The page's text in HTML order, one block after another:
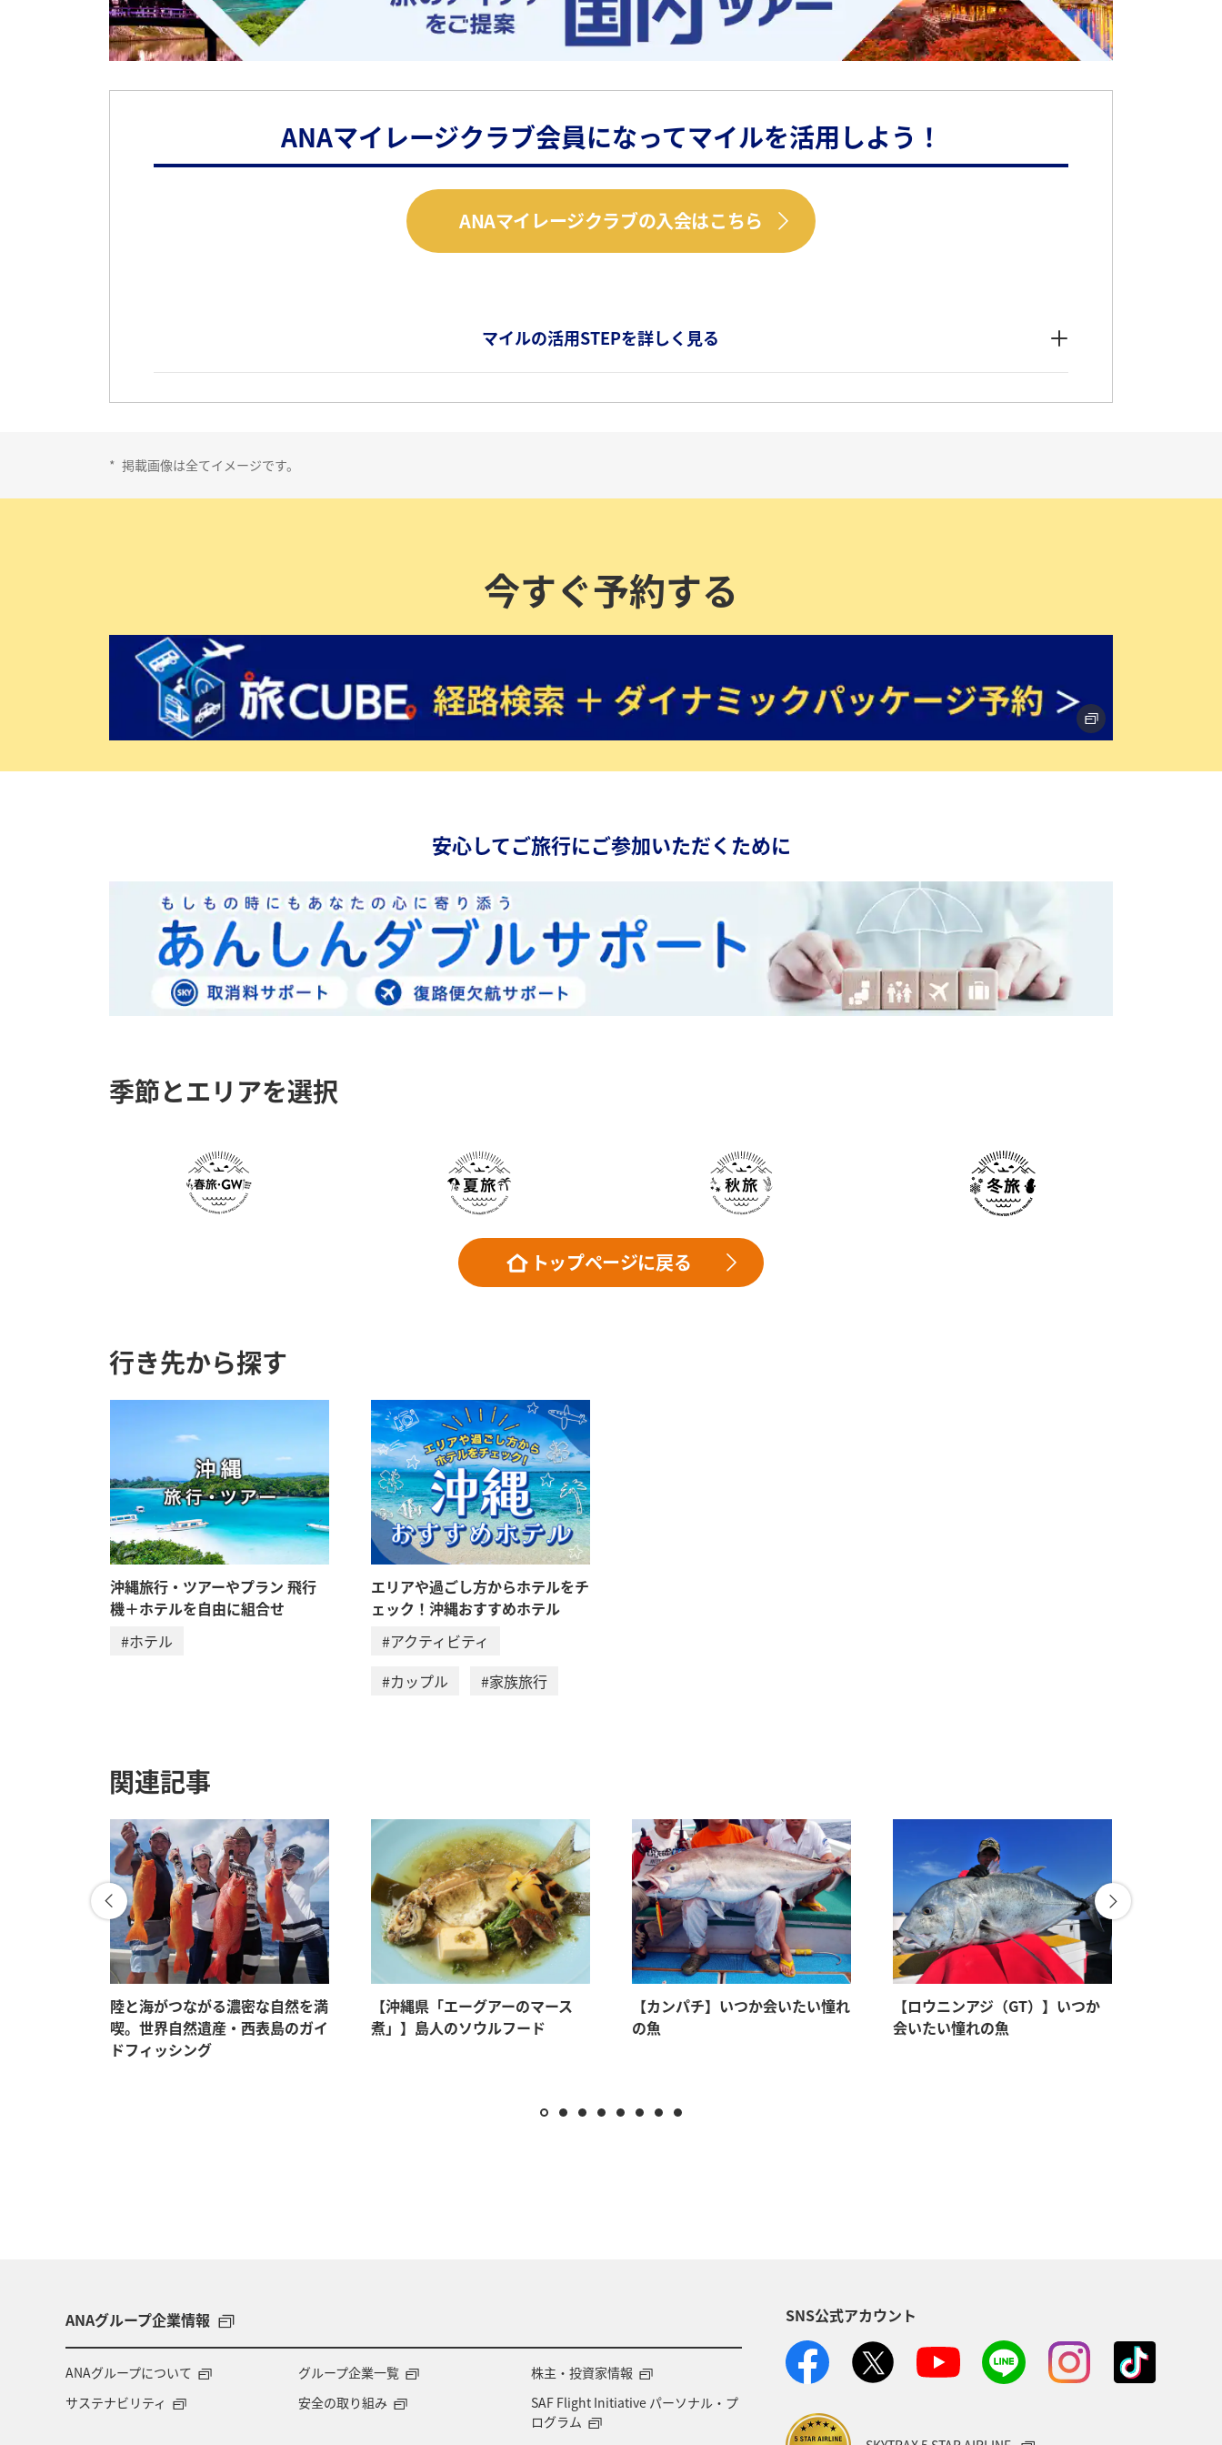
ANAマイレージクラブ会員になってマイルを活用しよう！
ANAマイレージクラブの入会はこちら
マイルの活用STEPを詳しく見る
* 掲載画像は全てイメージです。
今すぐ予約する
安心してご旅行にご参加いただくために
季節とエリアを選択
トップページに戻る
行き先から探す
沖縄旅行・ツアーやプラン 飛行
機＋ホテルを自由に組合せ
#ホテル
エリアや過ごし方からホテルをチ
ェック！沖縄おすすめホテル
#アクティビティ
#カップル
#家族旅行
関連記事
陸と海がつながる濃密な自然を満
喫。世界自然遺産・西表島のガイ
ドフィッシング
【沖縄県「エーグアーのマース
煮」】島人のソウルフード
【カンパチ】いつか会いたい憧れ
の魚
【ロウニンアジ（GT）】いつか
会いたい憧れの魚
ANAグループ企業情報
ANAグループについて グループ企業一覧
株主・投資家情報
サステナビリティ
安全の取り組み
SAF Flight Initiative パーソナル・プ
ログラム
SNS公式アカウント